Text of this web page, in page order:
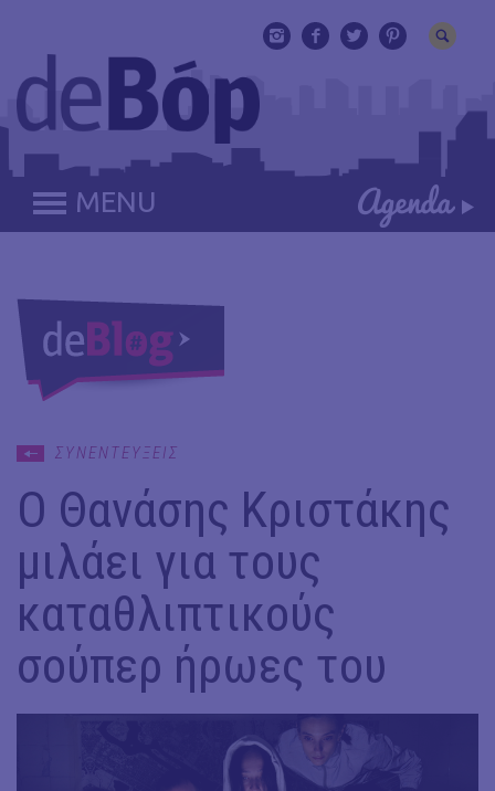
MENU
ΣΥΝΕΝΤΕΥΞΕΙΣ
Ο Θανάσης Κριστάκης
μιλάει για τους
καταθλιπτικούς
σούπερ ήρωες του